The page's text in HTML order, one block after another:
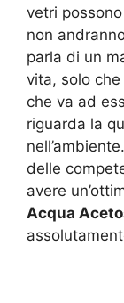
vetri
non
parla di un
vita, solo
che va ad
riguarda la
delle
avere
Acqua